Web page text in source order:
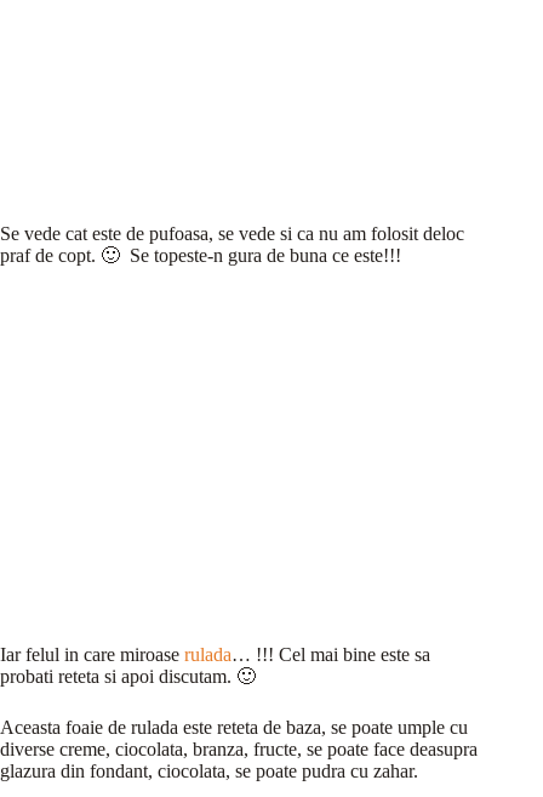
Se vede cat este de pufoasa, se vede si ca nu am folosit deloc
praf de copt. 🙂 Se topeste-n gura de buna ce este!!!
Iar felul in care miroase rulada… !!! Cel mai bine este sa
probati reteta si apoi discutam. 🙂
Aceasta foaie de rulada este reteta de baza, se poate umple cu
diverse creme, ciocolata, branza, fructe, se poate face deasupra
glazura din fondant, ciocolata, se poate pudra cu zahar.